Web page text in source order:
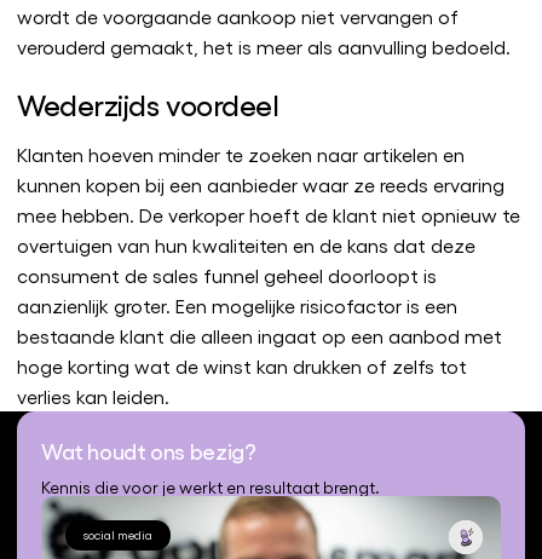
wordt de voorgaande aankoop niet vervangen of
verouderd gemaakt, het is meer als aanvulling bedoeld.
Wederzijds voordeel
Klanten hoeven minder te zoeken naar artikelen en
kunnen kopen bij een aanbieder waar ze reeds ervaring
mee hebben. De verkoper hoeft de klant niet opnieuw te
overtuigen van hun kwaliteiten en de kans dat deze
consument de sales funnel geheel doorloopt is
aanzienlijk groter. Een mogelijke risicofactor is een
bestaande klant die alleen ingaat op een aanbod met
hoge korting wat de winst kan drukken of zelfs tot
verlies kan leiden.
Wat houdt ons bezig?
Kennis die voor je werkt en resultaat brengt.
social media